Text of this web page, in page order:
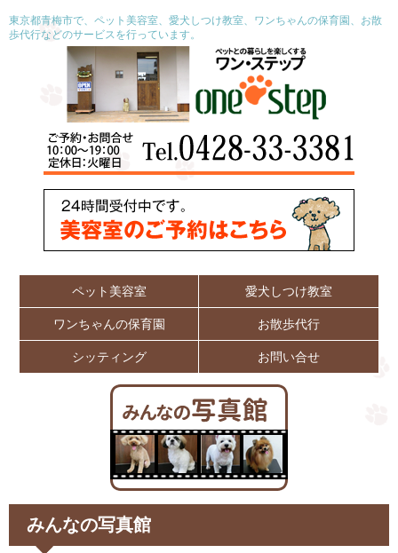
東京都青梅市で、ペット美容室、愛犬しつけ教室、ワンちゃんの保育園、お散
歩代行などのサービスを行っています。
ペット美容室 愛犬しつけ教室
ワンちゃんの保育園 お散歩代行
シッティング お問い合せ
みんなの写真館